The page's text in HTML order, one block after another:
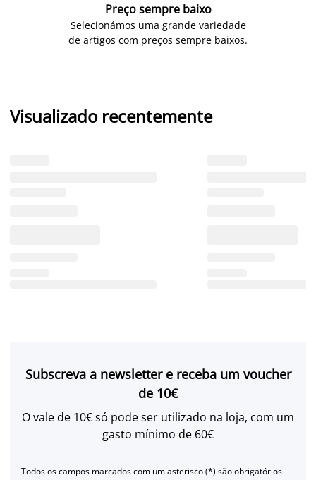
Preço sempre baixo
Selecionámos uma grande variedade
de artigos com preços sempre baixos.
Visualizado recentemente
Subscreva a newsletter e receba um voucher
de 10€
O vale de 10€ só pode ser utilizado na loja, com um
gasto mínimo de 60€
Todos os campos marcados com um asterisco (*) são obrigatórios